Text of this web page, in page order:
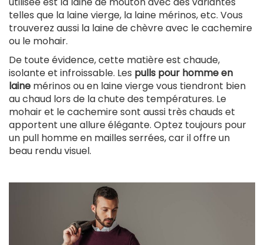
telles que la laine vierge, la laine mérinos, etc. Vous
trouverez aussi la laine de chèvre avec le cachemire
ou le mohair.
De toute évidence, cette matière est chaude,
isolante et infroissable. Les pulls pour homme en
laine mérinos ou en laine vierge vous tiendront bien
au chaud lors de la chute des températures. Le
mohair et le cachemire sont aussi très chauds et
apportent une allure élégante. Optez toujours pour
un pull homme en mailles serrées, car il offre un
beau rendu visuel.